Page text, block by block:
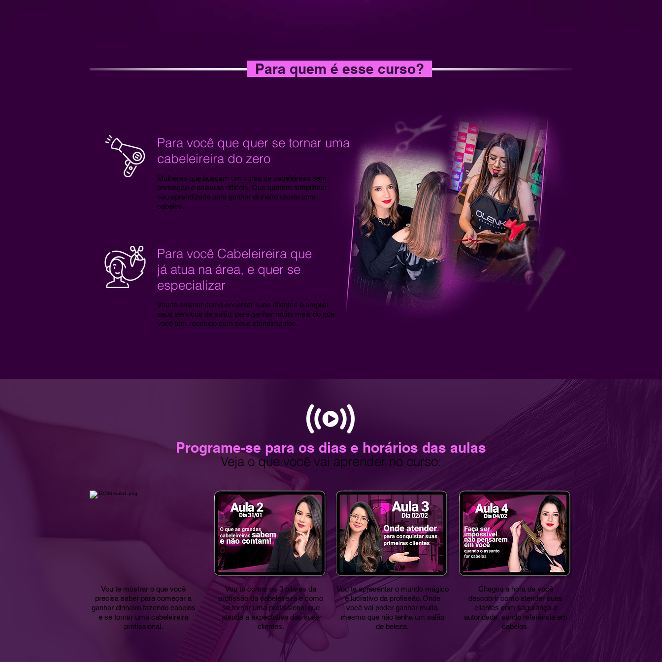
Para quem é esse curso?
Para você que quer se tornar uma
cabeleireira do zero
Mulheres que buscam um curso de cabeleireiro sem
enrolação e palavras difíceis. Que querem simplificar
seu aprendizado para ganhar dinheiro rápido com
cabelos.
Para você Cabeleireira que
já atua na área, e quer se
especializar
Vou te ensinar como encantar suas clientes e ampliar
seus serviços de salão, para ganhar muito mais do que
você tem recebido com seus atendimentos.
Programe-se para os dias e horários das aulas
Veja o que você vai aprender no curso:
​Vou te mostrar o que você
precisa saber para começar a
ganhar dinheiro fazendo cabelos
e se tornar uma cabeleireira
profissional.
Vou te contar os 3 pilares da
profissão da cabeleireira e como
se tornar uma profissional que
atende a expectativa das suas
clientes.
Vou te apresentar o mundo mágico
e lucrativo da profissão. Onde
você vai poder ganhar muito,
mesmo que não tenha um salão
de beleza.
Chegou a hora de você
descobrir como atender suas
clientes com segurança e
autoridade, sendo referência em
cabelos.